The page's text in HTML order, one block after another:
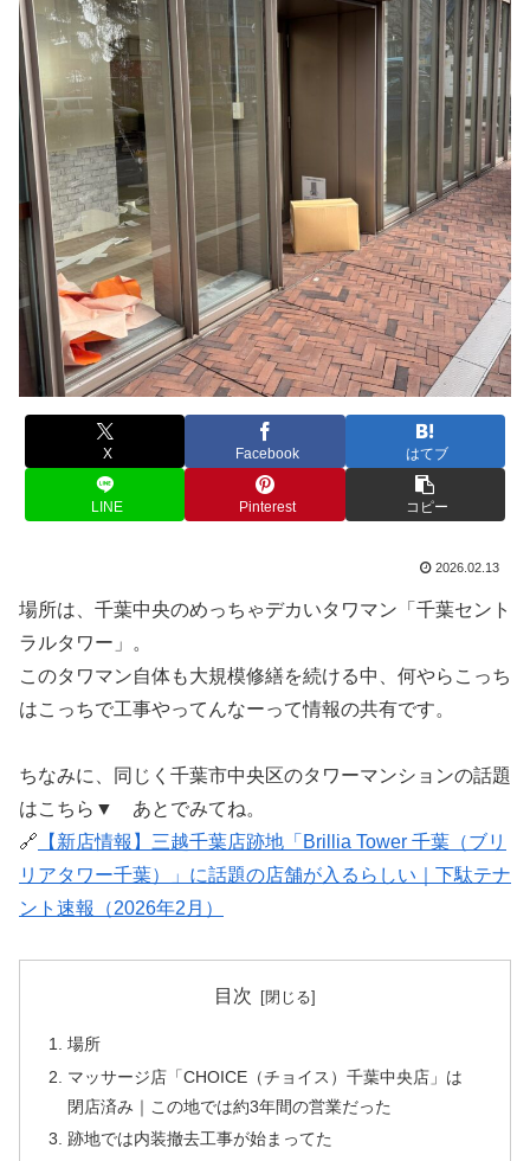
X Facebook はてブ
LINE Pinterest コピー
2026.02.13
場所は、千葉中央のめっちゃデカいタワマン「千葉セント
ラルタワー」。
このタワマン自体も大規模修繕を続ける中、何やらこっち
はこっちで工事やってんなーって情報の共有です。
ちなみに、同じく千葉市中央区のタワーマンションの話題
はこちら▼ あとでみてね。
🔗 【新店情報】三越千葉店跡地「Brillia Tower 千葉（ブリ
リアタワー千葉）」に話題の店舗が入るらしい｜下駄テナ
ント速報（2026年2月）
目次
場所
マッサージ店「CHOICE（チョイス）千葉中央店」は
閉店済み｜この地では約3年間の営業だった
跡地では内装撤去工事が始まってた